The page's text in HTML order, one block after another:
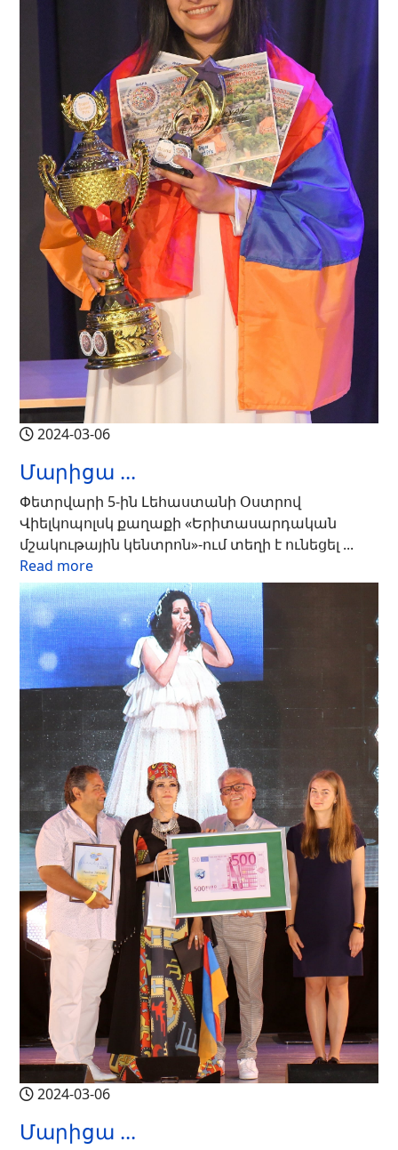
2024-03-06
Մարիցա ...
Փետրվարի 5-ին Լեհաստանի Օստրով
Վիելկոպոլսկ քաղաքի «Երիտասարդական
մշակութային կենտրոն»-ում տեղի է ունեցել ...
Read more
2024-03-06
Մարիցա ...